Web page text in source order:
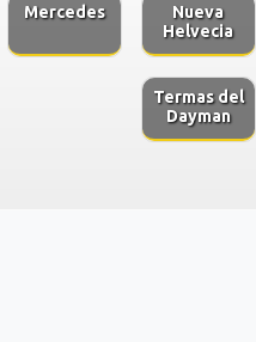
Mercedes
Nueva
Helvecia
Termas del
Dayman